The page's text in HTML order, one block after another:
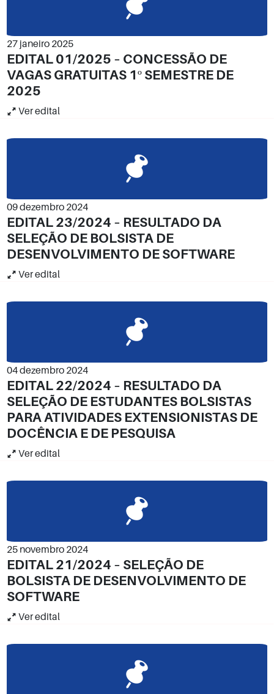
27 janeiro 2025
EDITAL 01/2025 – CONCESSÃO DE
VAGAS GRATUITAS 1º SEMESTRE DE
2025
Ver edital
09 dezembro 2024
EDITAL 23/2024 – RESULTADO DA
SELEÇÃO DE BOLSISTA DE
DESENVOLVIMENTO DE SOFTWARE
Ver edital
04 dezembro 2024
EDITAL 22/2024 – RESULTADO DA
SELEÇÃO DE ESTUDANTES BOLSISTAS
PARA ATIVIDADES EXTENSIONISTAS DE
DOCÊNCIA E DE PESQUISA
Ver edital
25 novembro 2024
EDITAL 21/2024 – SELEÇÃO DE
BOLSISTA DE DESENVOLVIMENTO DE
SOFTWARE
Ver edital